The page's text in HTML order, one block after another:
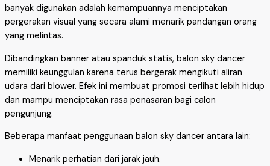
banyak digunakan adalah kemampuannya menciptakan
pergerakan visual yang secara alami menarik pandangan orang
yang melintas.
Dibandingkan banner atau spanduk statis, balon sky dancer
memiliki keunggulan karena terus bergerak mengikuti aliran
udara dari blower. Efek ini membuat promosi terlihat lebih hidup
dan mampu menciptakan rasa penasaran bagi calon
pengunjung.
Beberapa manfaat penggunaan balon sky dancer antara lain:
Menarik perhatian dari jarak jauh.